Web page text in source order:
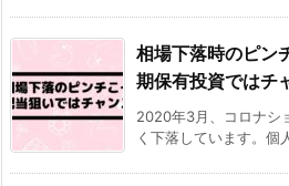
相場下落時のピン
期保有投資ではチ
2020年3月、コロナシ
く下落しています。個